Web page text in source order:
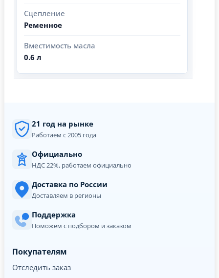
Сцепление
Ременное
Вместимость масла
0.6 л
21 год на рынке
Работаем с 2005 года
Официально
НДС 22%, работаем официально
Доставка по России
Доставляем в регионы
Поддержка
Поможем с подбором и заказом
Покупателям
Отследить заказ